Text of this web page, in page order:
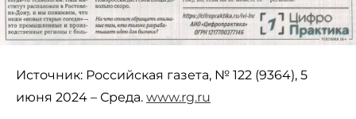
Источник: Российская газета, № 122 (9364), 5
июня 2024 – Среда. www.rg.ru